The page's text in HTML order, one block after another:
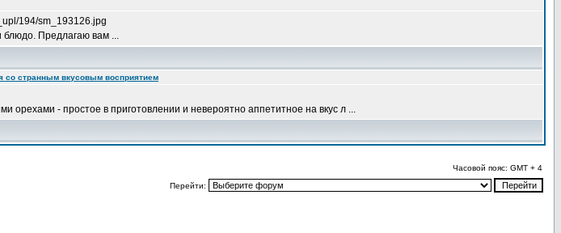
194/sm_193126.jpg
блюдо. Предлагаю вам ...
со странным вкусовым восприятием
- простое в приготовлении и невероятно аппетитное на вкус л ...
Часовой пояс: GMT + 4
Перейти: